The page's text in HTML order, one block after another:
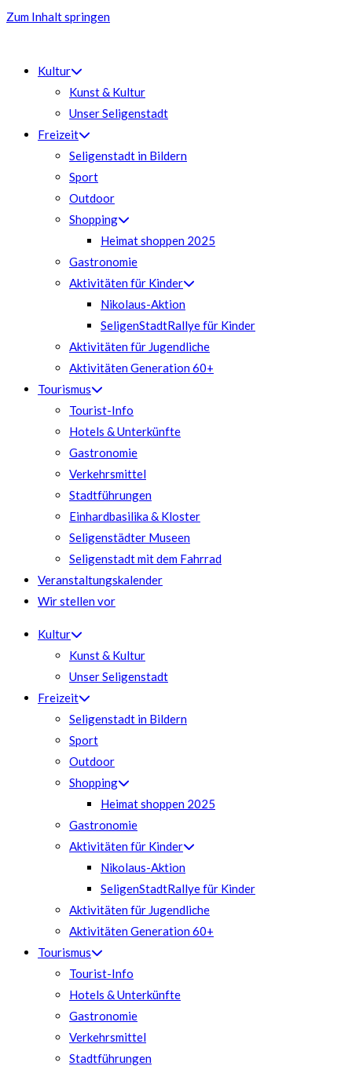
Zum Inhalt springen
Kultur
Kunst & Kultur
Unser Seligenstadt
Freizeit
Seligenstadt in Bildern
Sport
Outdoor
Shopping
Heimat shoppen 2025
Gastronomie
Aktivitäten für Kinder
Nikolaus-Aktion
SeligenStadtRallye für Kinder
Aktivitäten für Jugendliche
Aktivitäten Generation 60+
Tourismus
Tourist-Info
Hotels & Unterkünfte
Gastronomie
Verkehrsmittel
Stadtführungen
Einhardbasilika & Kloster
Seligenstädter Museen
Seligenstadt mit dem Fahrrad
Veranstaltungskalender
Wir stellen vor
Kultur
Kunst & Kultur
Unser Seligenstadt
Freizeit
Seligenstadt in Bildern
Sport
Outdoor
Shopping
Heimat shoppen 2025
Gastronomie
Aktivitäten für Kinder
Nikolaus-Aktion
SeligenStadtRallye für Kinder
Aktivitäten für Jugendliche
Aktivitäten Generation 60+
Tourismus
Tourist-Info
Hotels & Unterkünfte
Gastronomie
Verkehrsmittel
Stadtführungen